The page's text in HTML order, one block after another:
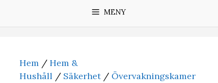
MENY
Hem / Hem &
Hushåll / Säkerhet/ Övervakningskamer